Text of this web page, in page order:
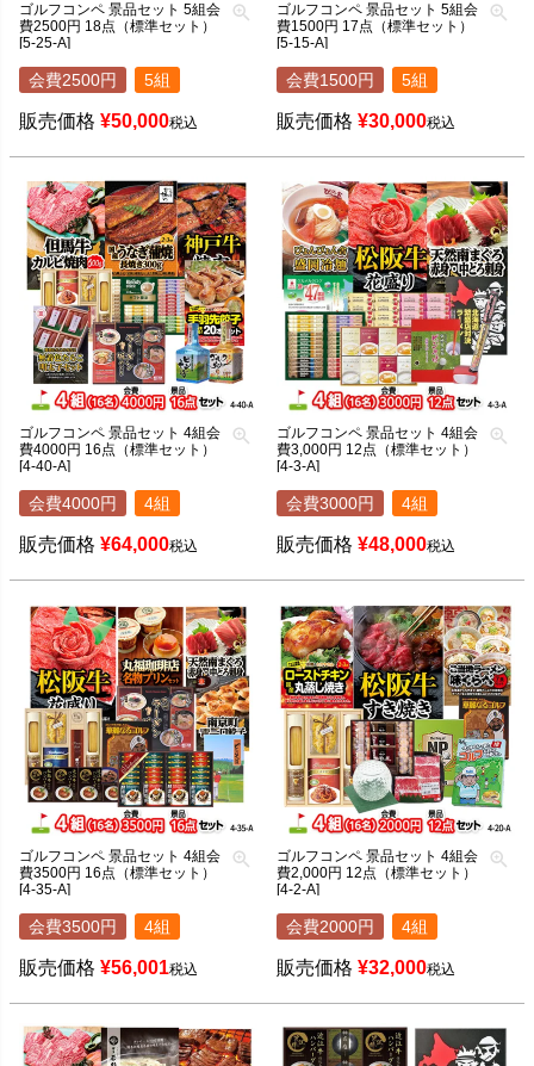
ゴルフコンペ 景品セット 5組会
費2500円 18点（標準セット）
[5-25-A]
会費2500円 5組
販売価格 ¥50,000税込
ゴルフコンペ 景品セット 5組会
費1500円 17点（標準セット）
[5-15-A]
会費1500円 5組
販売価格 ¥30,000税込
ゴルフコンペ 景品セット 4組会
費4000円 16点（標準セット）
[4-40-A]
会費4000円 4組
販売価格 ¥64,000税込
ゴルフコンペ 景品セット 4組会
費3,000円 12点（標準セット）
[4-3-A]
会費3000円 4組
販売価格 ¥48,000税込
ゴルフコンペ 景品セット 4組会
費3500円 16点（標準セット）
[4-35-A]
会費3500円 4組
販売価格 ¥56,001税込
ゴルフコンペ 景品セット 4組会
費2,000円 12点（標準セット）
[4-2-A]
会費2000円 4組
販売価格 ¥32,000税込